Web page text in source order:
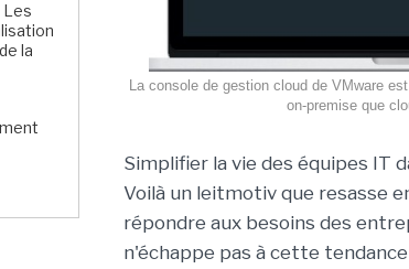
Les
la
La console de gestion cloud de VMware
on-premise que
Simplifier la vie des équipes IT
Voilà un leitmotiv que resasse
répondre aux besoins des
n'échappe pas à cette